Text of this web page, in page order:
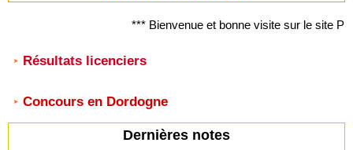
*** Bienvenue et bonne visite sur le site
Résultats licenciers
Concours en Dordogne
Dernières notes